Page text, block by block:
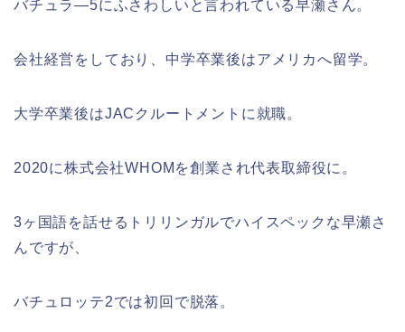
バチュラ―5にふさわしいと言われている早瀬さん。
会社経営をしており、中学卒業後はアメリカへ留学。
大学卒業後はJACクルートメントに就職。
2020に株式会社WHOMを創業され代表取締役に。
3ヶ国語を話せるトリリンガルでハイスペックな早瀬さ
んですが、
バチュロッテ2では初回で脱落。